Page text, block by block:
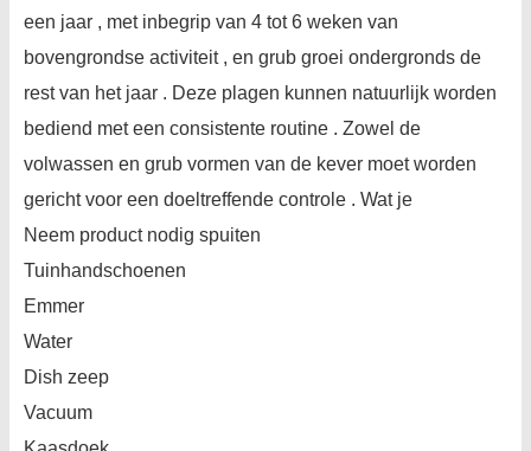
een jaar , met inbegrip van 4 tot 6 weken van
bovengrondse activiteit , en grub groei ondergronds de
rest van het jaar . Deze plagen kunnen natuurlijk worden
bediend met een consistente routine . Zowel de
volwassen en grub vormen van de kever moet worden
gericht voor een doeltreffende controle . Wat je
Neem product nodig spuiten
Tuinhandschoenen
Emmer
Water
Dish zeep
Vacuum